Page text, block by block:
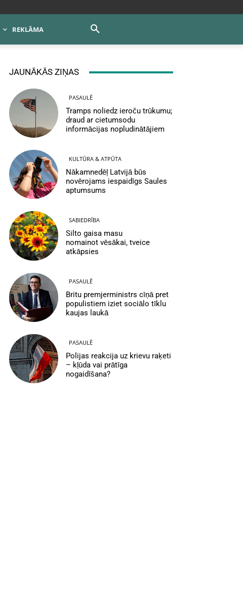
REKLĀMA
JAUNĀKĀS ZIŅAS
PASAULĒ
Tramps noliedz ieroču trūkumu;
draud ar cietumsodu
informācijas nopludinātājiem
KULTŪRA & ATPŪTA
Nākamnedēļ Latvijā būs
novērojams iespaidīgs Saules
aptumsums
SABIEDRĪBA
Silto gaisa masu
nomainot vēsākai, tveice
atkāpsies
PASAULĒ
Britu premjerministrs cīņā pret
populistiem iziet sociālo tīklu
kaujas laukā
PASAULĒ
Polijas reakcija uz krievu raķeti
– kļūda vai prātīga
nogaidīšana?